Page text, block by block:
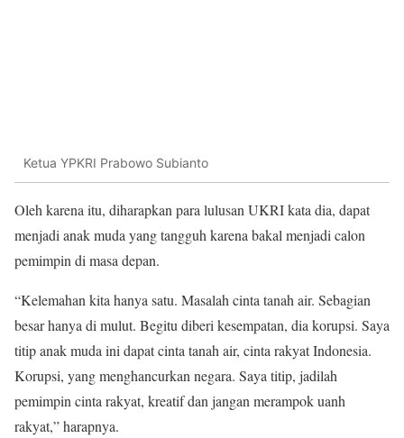
Ketua YPKRI Prabowo Subianto
Oleh karena itu, diharapkan para lulusan UKRI kata dia, dapat
menjadi anak muda yang tangguh karena bakal menjadi calon
pemimpin di masa depan.
“Kelemahan kita hanya satu. Masalah cinta tanah air. Sebagian
besar hanya di mulut. Begitu diberi kesempatan, dia korupsi. Saya
titip anak muda ini dapat cinta tanah air, cinta rakyat Indonesia.
Korupsi, yang menghancurkan negara. Saya titip, jadilah
pemimpin cinta rakyat, kreatif dan jangan merampok uanh
rakyat,” harapnya.